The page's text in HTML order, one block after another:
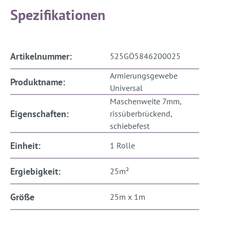
Spezifikationen
Artikelnummer: 525GÖ5846200025
Produktname:
Armierungsgewebe
Universal
Eigenschaften:
Maschenweite 7mm,
rissüberbrückend,
schiebefest
Einheit: 1 Rolle
Ergiebigkeit: 25m²
Größe 25m x 1m